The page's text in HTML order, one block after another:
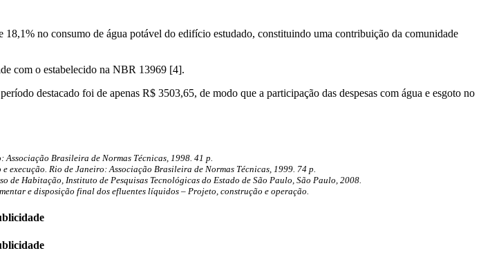
no consumo de água potável do edifício estudado, constituindo uma contribuição da comunidade
com o estabelecido na NBR 13969 [4].
destacado foi de apenas R$ 3503,65, de modo que a participação das despesas com água e esgoto no
Brasileira de Normas Técnicas, 1998. 41 p.
execução. Rio de Janeiro: Associação Brasileira de Normas Técnicas, 1999. 74 p.
Habitação, Instituto de Pesquisas Tecnológicas do Estado de São Paulo, São Paulo, 2008.
e disposição final dos efluentes líquidos – Projeto, construção e operação.